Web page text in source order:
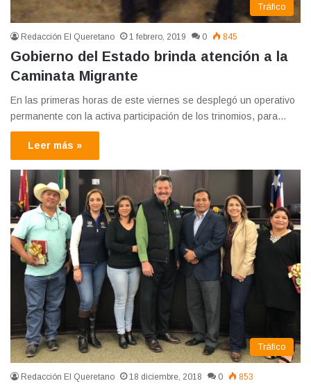
Tráfico
Redacción El Queretano 1 febrero, 2019 0 845
Gobierno del Estado brinda atención a la
Caminata Migrante
En las primeras horas de este viernes se desplegó un operativo
permanente con la activa participación de los trinomios, para…
Leer más »
Tráfico
Redacción El Queretano 18 diciembre, 2018 0 853